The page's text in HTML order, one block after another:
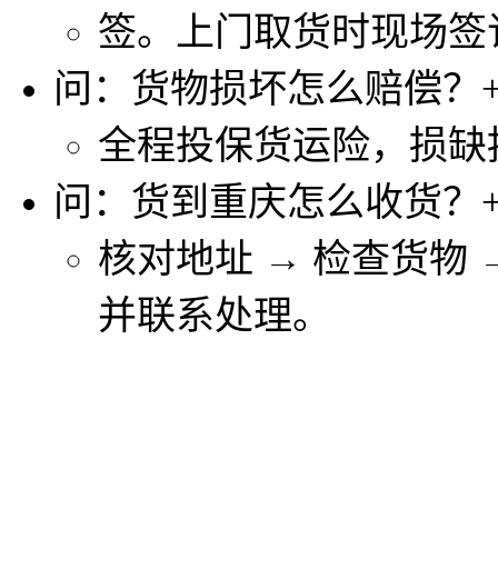
签。上门取货时现场
问：货物损坏怎么赔偿？
全程投保货运险，损
问：货到重庆怎么收货？
核对地址 → 检查货物
并联系处理。